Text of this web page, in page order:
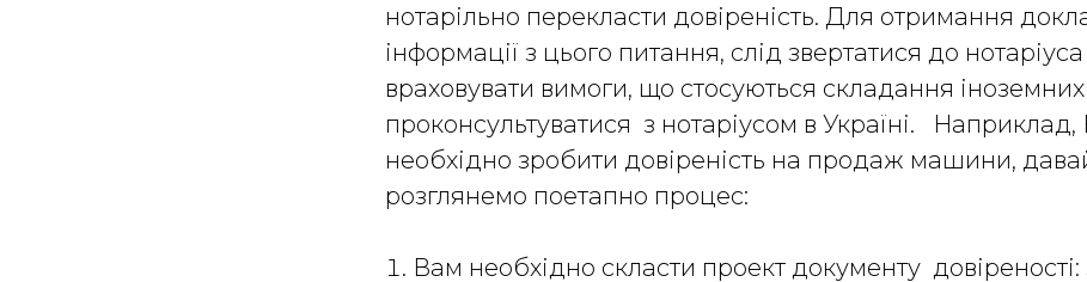
нотарільно перекласти довіреність. Для отримання
інформації з цього питання, слід звертатися до нотаріуса
враховувати вимоги, що стосуються складання іноземних
проконсультуватися з нотаріусом в Україні. Наприклад,
необхідно зробити довіреність на продаж машини,
розглянемо поетапно процес:
Вам необхідно скласти проект документу довіреності: